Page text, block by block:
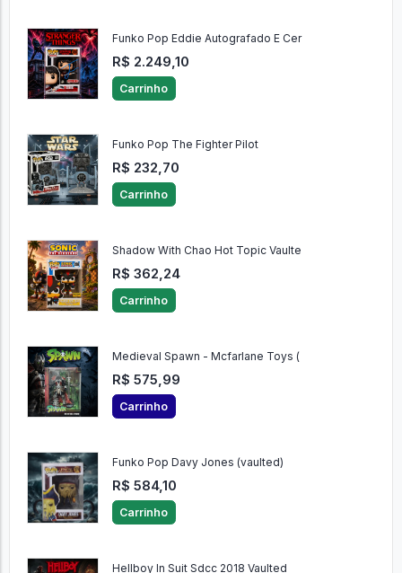
Funko Pop Eddie Autografado E Cer
R$ 2.249,10
Carrinho
Funko Pop The Fighter Pilot
R$ 232,70
Carrinho
Shadow With Chao Hot Topic Vaulte
R$ 362,24
Carrinho
Medieval Spawn - Mcfarlane Toys (
R$ 575,99
Carrinho
Funko Pop Davy Jones (vaulted)
R$ 584,10
Carrinho
Hellboy In Suit Sdcc 2018 Vaulted